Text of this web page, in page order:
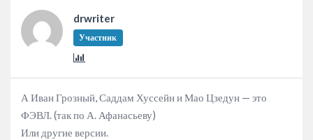
drwriter
Участник
А Иван Грозный, Саддам Хуссейн и Мао Цзедун — это
ФЭВЛ. (так по А. Афанасьеву)
Или другие версии.